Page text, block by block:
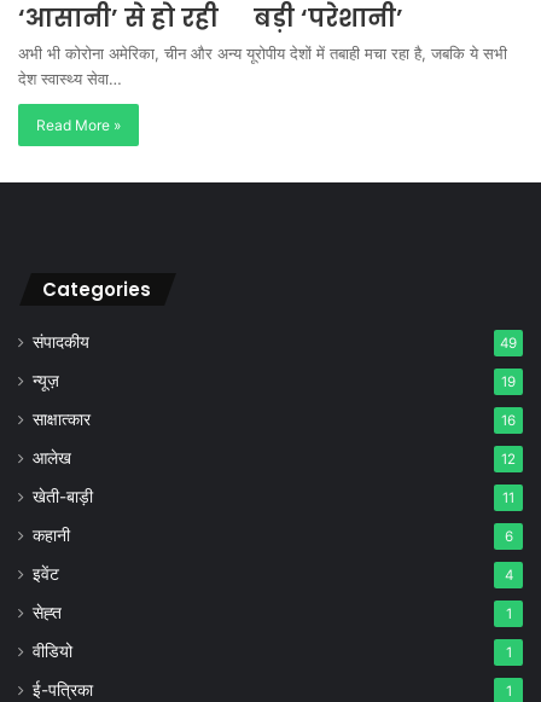
‘आसानी’ से हो रही बड़ी ‘परेशानी’
अभी भी कोरोना अमेरिका, चीन और अन्य यूरोपीय देशों में तबाही मचा रहा है, जबकि ये सभी
देश स्वास्थ्य सेवा…
Read More »
Categories
संपादकीय 49
न्यूज़ 19
साक्षात्कार 16
आलेख 12
खेती-बाड़ी 11
कहानी 6
इवेंट 4
सेह्त 1
वीडियो 1
ई-पत्रिका 1